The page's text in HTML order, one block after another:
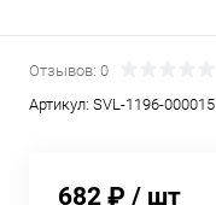
Отзывов: 0
Артикул: SVL-1196-000015
682 ₽ / шт